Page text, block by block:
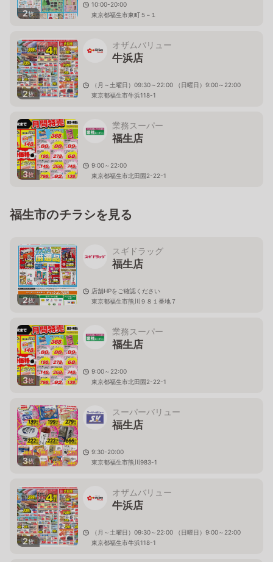
2枚
10:00-20:00
東京都福生市東町５−１
2枚
オザムバリュー
牛浜店
（月～土曜日）09:30～22:00 （日曜日）9:00～22:00
東京都福生市牛浜118-1
3枚
業務スーパー
福生店
9:00～22:00
東京都福生市北田園2-22-1
福生市のチラシを見る
2枚
スギドラッグ
福生店
店舗HPをご確認ください
東京都福生市熊川９８１番地７
3枚
業務スーパー
福生店
9:00～22:00
東京都福生市北田園2-22-1
3枚
スーパーバリュー
福生店
9:30-20:00
東京都福生市熊川983-1
2枚
オザムバリュー
牛浜店
（月～土曜日）09:30～22:00 （日曜日）9:00～22:00
東京都福生市牛浜118-1